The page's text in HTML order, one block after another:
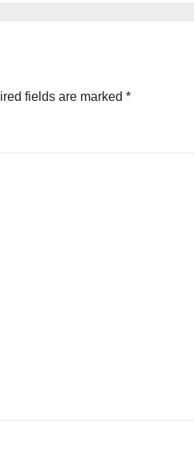
fields are marked *